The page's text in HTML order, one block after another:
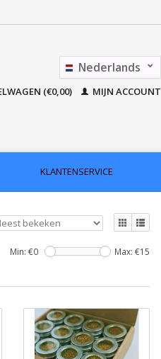
Nederlands
Français
(€0,00) MIJN ACCOUNT
KLANTENSERVICE
Min: €0 Max: €15